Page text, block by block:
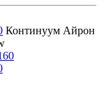
Континуум Айрон